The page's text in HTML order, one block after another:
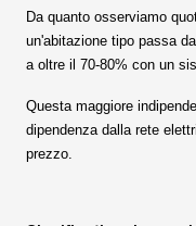
Da quanto osserviamo
un'abitazione tipo passa
a oltre il 70-80% con un
Questa maggiore
dipendenza dalla rete
prezzo.